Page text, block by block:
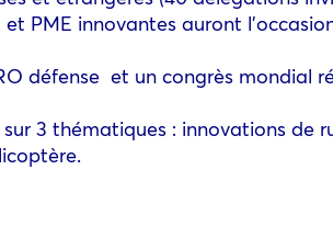
PME innovantes auront
défense et un congrès mondial
3 thématiques : innovations de